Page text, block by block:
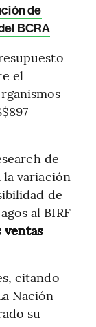
de
BCRA
el
de
la variación
de
al BIRF
ventas
citando
Nación
su